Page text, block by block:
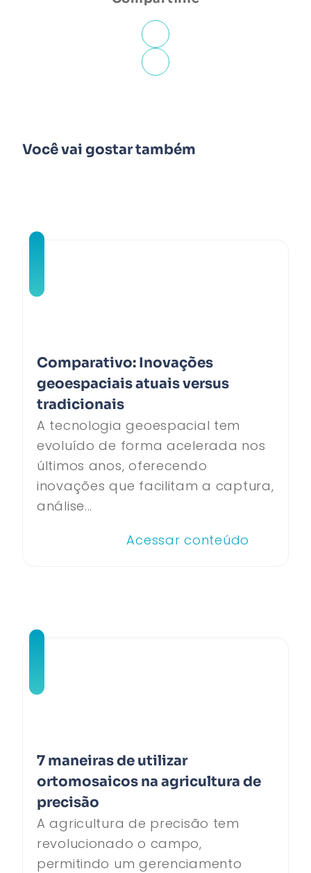
Você vai gostar também
Comparativo: Inovações
geoespaciais atuais versus
tradicionais
A tecnologia geoespacial tem
evoluído de forma acelerada nos
últimos anos, oferecendo
inovações que facilitam a captura,
análise...
Acessar conteúdo
7 maneiras de utilizar
ortomosaicos na agricultura de
precisão
A agricultura de precisão tem
revolucionado o campo,
permitindo um gerenciamento